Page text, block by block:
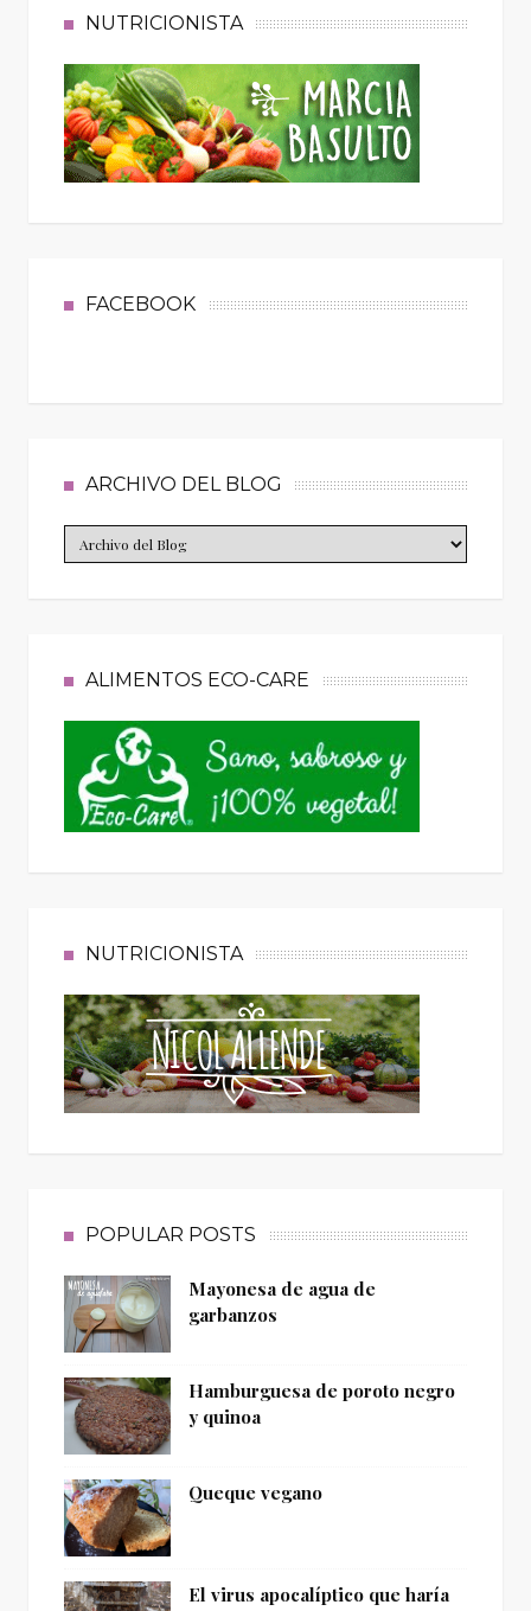
NUTRICIONISTA
FACEBOOK
ARCHIVO DEL BLOG
ALIMENTOS ECO-CARE
NUTRICIONISTA
POPULAR POSTS
Mayonesa de agua de
garbanzos
Hamburguesa de poroto negro
y quinoa
Queque vegano
El virus apocalíptico que haría